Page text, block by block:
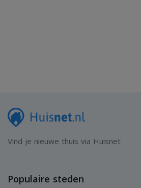
Vind je nieuwe thuis via Huisnet
Populaire steden